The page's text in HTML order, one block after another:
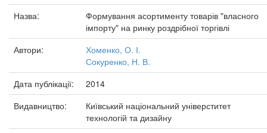
Назва:
Формування асортименту товарів "власного
імпорту" на ринку роздрібної торгівлі
Автори:
Хоменко, О. І.
Сокуренко, Н. В.
Дата публікації:
2014
Видавництво:
Київський національний універститет
технологій та дизайну